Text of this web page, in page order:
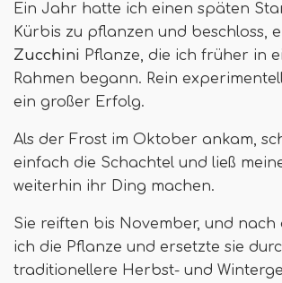
Ein Jahr hatte ich einen späten
Kürbis zu pflanzen und beschloss,
Zucchini Pflanze, die ich früher in
Rahmen begann. Rein
ein großer Erfolg.
Als der Frost im Oktober ankam,
einfach die Schachtel und ließ
weiterhin ihr Ding machen.
Sie reiften bis November, und
ich die Pflanze und ersetzte sie
traditionellere Herbst- und